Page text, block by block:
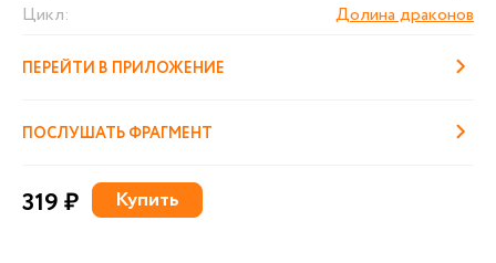
Цикл:
Долина драконов
ПЕРЕЙТИ В ПРИЛОЖЕНИЕ
ПОСЛУШАТЬ ФРАГМЕНТ
319 ₽ Купить